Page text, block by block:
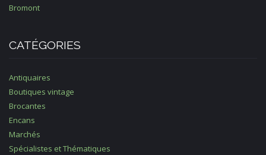
Bromont
CATÉGORIES
Antiquaires
Boutiques vintage
Brocantes
Encans
Marchés
Spécialistes et Thématiques